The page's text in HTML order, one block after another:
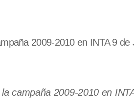
2009-2010 en INTA 9
campaña 2009-2010 en